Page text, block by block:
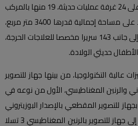
ويحتوي المستشفى، أيضا، على 24 غرفة عمليات حديثة، 19 منها بالمركب
الجراحي المندمج الذي يمتد على مساحة إجمالية قدرها 3400 متر مربع،
منها غرف هجينة وروبوتية، إلى جانب 143 سريرا مخصصا للعلاجات الحرجة،
التكنولوجيا، من بينها جهاز للتصوير
والرنين المغناطيسي، الأول من نوعه في
للتصوير المقطعي بالإصدار البوزيتروني
للتشخيص الدقيق، بالإضافة إلى جهاز للتصوير بالرنين المغناطيسي 3 تسلا